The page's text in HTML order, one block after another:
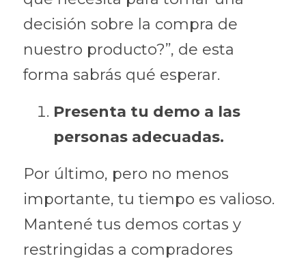
decisión sobre la compra de
nuestro producto?”, de esta
forma sabrás qué esperar.
Presenta tu demo a las
personas adecuadas.
Por último, pero no menos
importante, tu tiempo es valioso.
Mantené tus demos cortas y
restringidas a compradores